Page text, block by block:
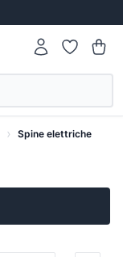
Spine elettriche